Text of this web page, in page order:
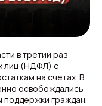
в третий раз
лиц (НДФЛ) с
на счетах. В
освобождались
поддержки граждан.